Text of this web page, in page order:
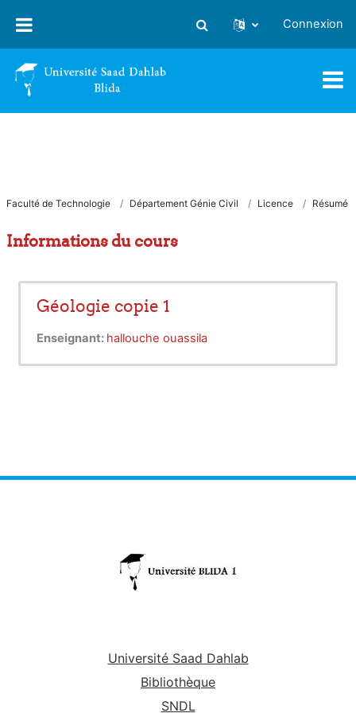
Activer/désactiver la saisie
Connexion
Faculté de Technologie Département Génie Civil Licence Résumé
Informations du cours
Géologie copie 1
Enseignant: hallouche ouassila
Université Saad Dahlab
Bibliothèque
SNDL